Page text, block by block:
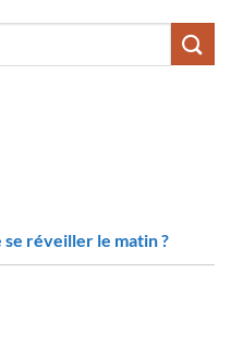
réveiller le matin ?